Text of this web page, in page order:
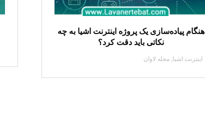
هنگام پیاده‌سازی یک پروژه اینترنت اشیا به چه
نکاتی باید دقت کرد؟
اینترنت اشیا مجله لاوان